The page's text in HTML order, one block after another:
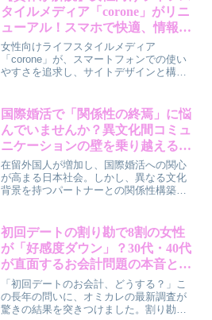
セラーによるZWEIのサポートと合わせ
て、賢作が魅力をお伝えします。
タイルメディア「corone」がリニ
ューアル！スマホで快適、情報収
集がもっと楽しくなる予感
女性向けライフスタイルメディア
「corone」が、スマートフォンでの使い
やすさを追求し、サイトデザインと構成
の日常に役立つ情報が、より見やすく、
分かりやすくなったポイントを賢作が解
説します。
国際婚活で「関係性の終焉」に悩
んでいませんか？異文化間コミュ
ニケーションの壁を乗り越える方
法【賢作コラム】
在留外国人が増加し、国際婚活への関心
が高まる日本社会。しかし、異なる文化
背景を持つパートナーとの関係性構築に
関係が終わる際のコミュニケーションは
難しく、「疎遠行動」に走ってしまうケ
ースも少なくありません。この記事で
は、国際婚活におけるコミュニケーショ
ンの課題を深掘りし、円滑な関係構築を
支援する具体的な解決策を提案します。
初回デートの割り勘で8割の女性
が「好感度ダウン」？30代・40代
が直面するお会計問題の本音と解
決策
「初回デートのお会計、どうする？」こ
の長年の問いに、オミカレの最新調査が
驚きの結果を突きつけました。割り勘提